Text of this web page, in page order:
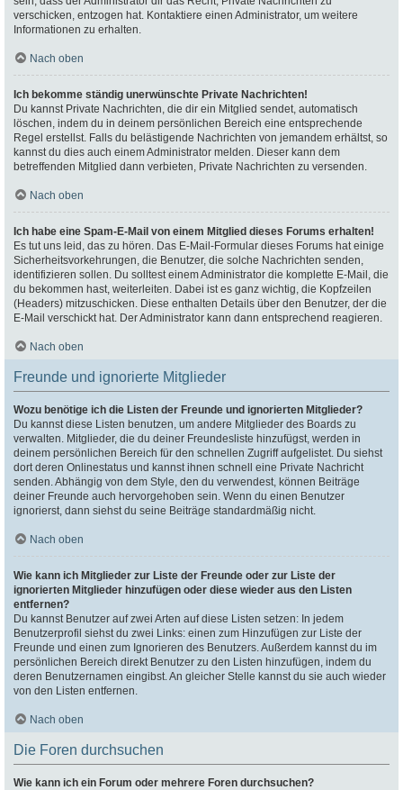
verschicken, entzogen hat. Kontaktiere einen Administrator, um weitere
Informationen zu erhalten.
Nach oben
Ich bekomme ständig unerwünschte Private Nachrichten!
Du kannst Private Nachrichten, die dir ein Mitglied sendet, automatisch
löschen, indem du in deinem persönlichen Bereich eine entsprechende
Regel erstellst. Falls du belästigende Nachrichten von jemandem erhältst, so
kannst du dies auch einem Administrator melden. Dieser kann dem
betreffenden Mitglied dann verbieten, Private Nachrichten zu versenden.
Nach oben
Ich habe eine Spam-E-Mail von einem Mitglied dieses Forums erhalten!
Es tut uns leid, das zu hören. Das E-Mail-Formular dieses Forums hat einige
Sicherheitsvorkehrungen, die Benutzer, die solche Nachrichten senden,
identifizieren sollen. Du solltest einem Administrator die komplette E-Mail, die
du bekommen hast, weiterleiten. Dabei ist es ganz wichtig, die Kopfzeilen
(Headers) mitzuschicken. Diese enthalten Details über den Benutzer, der die
E-Mail verschickt hat. Der Administrator kann dann entsprechend reagieren.
Nach oben
Freunde und ignorierte Mitglieder
Wozu benötige ich die Listen der Freunde und ignorierten Mitglieder?
Du kannst diese Listen benutzen, um andere Mitglieder des Boards zu
verwalten. Mitglieder, die du deiner Freundesliste hinzufügst, werden in
deinem persönlichen Bereich für den schnellen Zugriff aufgelistet. Du siehst
dort deren Onlinestatus und kannst ihnen schnell eine Private Nachricht
senden. Abhängig von dem Style, den du verwendest, können Beiträge
deiner Freunde auch hervorgehoben sein. Wenn du einen Benutzer
ignorierst, dann siehst du seine Beiträge standardmäßig nicht.
Nach oben
Wie kann ich Mitglieder zur Liste der Freunde oder zur Liste der
ignorierten Mitglieder hinzufügen oder diese wieder aus den Listen
entfernen?
Du kannst Benutzer auf zwei Arten auf diese Listen setzen: In jedem
Benutzerprofil siehst du zwei Links: einen zum Hinzufügen zur Liste der
Freunde und einen zum Ignorieren des Benutzers. Außerdem kannst du im
persönlichen Bereich direkt Benutzer zu den Listen hinzufügen, indem du
deren Benutzernamen eingibst. An gleicher Stelle kannst du sie auch wieder
von den Listen entfernen.
Nach oben
Die Foren durchsuchen
Wie kann ich ein Forum oder mehrere Foren durchsuchen?